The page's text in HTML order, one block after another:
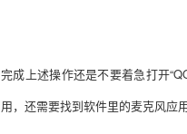
完成上述操作还是不要着急打开
用，还需要找到软件里的麦克风应